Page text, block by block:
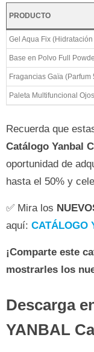
PRODUCTO
Gel Aqua Fix
Base en Polvo Full
Fragancias Gaïa (Parfum
Paleta Multifuncional
Recuerda que
Catálogo Yanbal
oportunidad de
hasta el 50% y
✅ Mira los
aquí: CATÁLOGO
¡Comparte este
mostrarles los
Descarga
YANBAL